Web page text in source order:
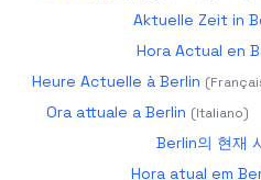
Aktuelle Zeit in
Hora Actual en
Heure Actuelle à Berlin (
Ora attuale a Berlin (Italiano)
Berlin의 현재
Hora atual em